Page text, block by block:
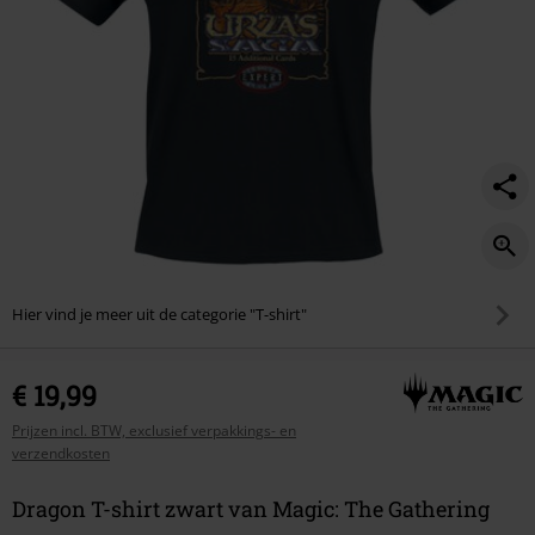
Hier vind je meer uit de categorie "T-shirt"
€ 19,99
Prijzen incl. BTW, exclusief verpakkings- en
verzendkosten
Dragon T-shirt zwart van Magic: The Gathering